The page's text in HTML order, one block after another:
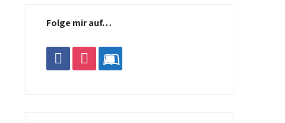
Folge mir auf…
facebookinstagramleanpub